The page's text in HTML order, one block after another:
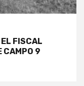
FISCAL
CAMPO 9